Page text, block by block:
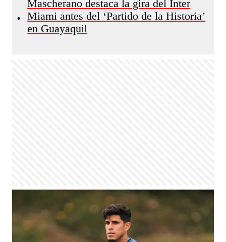
•
Mascherano destaca la gira del Inter
Miami antes del ‘Partido de la Historia’
en Guayaquil